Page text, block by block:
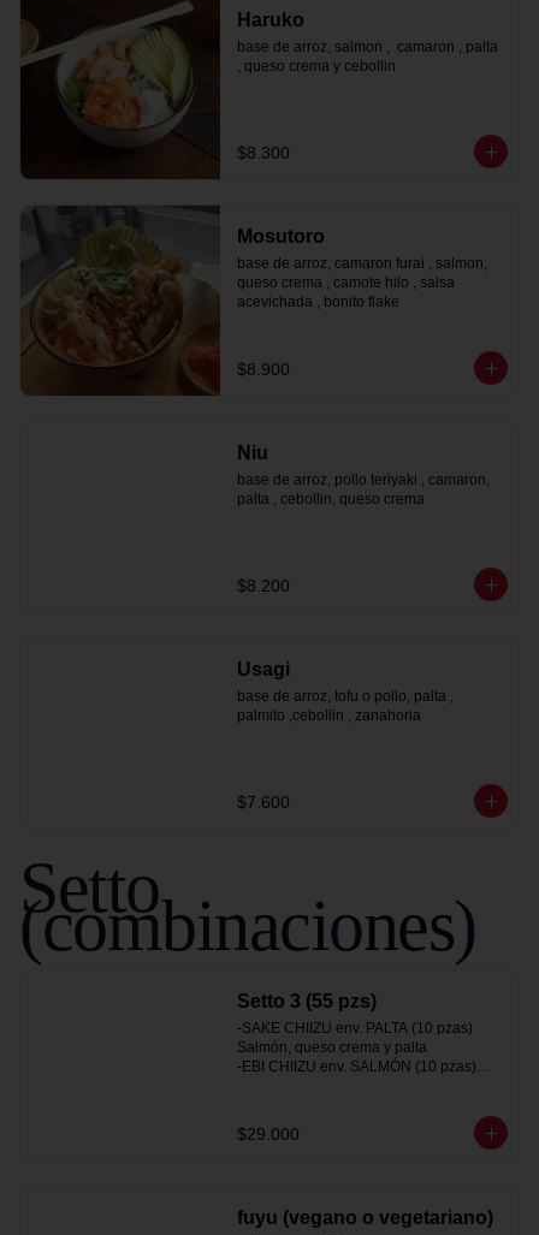
Haruko
base de arroz, salmon ,  camaron , palta
, queso crema y cebollin
$8.300
Mosutoro
base de arroz, camaron furai , salmon,
queso crema , camote hilo , salsa
acevichada , bonito flake
$8.900
Niu
base de arroz, pollo teriyaki , camaron,
palta , cebollin, queso crema
$8.200
Usagi
base de arroz, tofu o pollo, palta ,
palmito ,cebollin , zanahoria
$7.600
Setto
(combinaciones)
Setto 3 (55 pzs)
-SAKE CHIIZU env. PALTA (10 pzas)
Salmón, queso crema y palta
-EBI CHIIZU env. SALMÓN (10 pzas)
Salmón, camarón y palta
-SAKE CALIFORNIA env.Sésamo (10pz)
-Gyozas a eleccion (5pzas)
$29.000
fuyu (vegano o vegetariano)